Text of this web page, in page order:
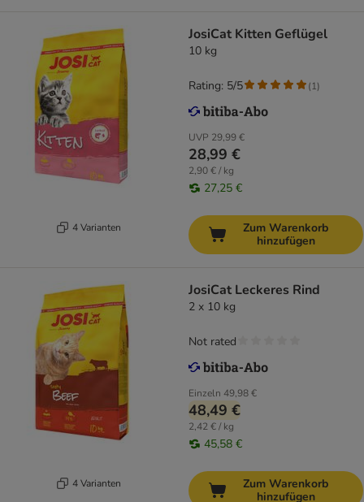
4 Varianten
JosiCat Kitten Geflügel
10 kg
UVP 29,99 €
28,99 €
2,90 € / kg
27,25 €
Rating: 5/5 (1)
Zum Warenkorb
hinzufügen
4 Varianten
JosiCat Leckeres Rind
2 x 10 kg
Einzeln 49,98 €
48,49 €
2,42 € / kg
45,58 €
Not rated
Zum Warenkorb
hinzufügen